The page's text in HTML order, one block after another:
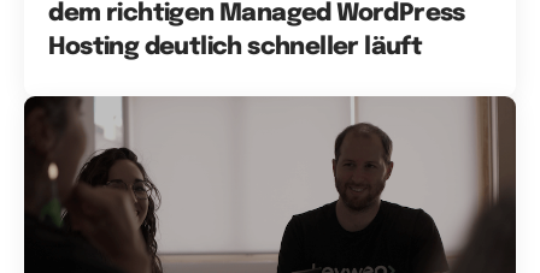
dem richtigen Managed WordPress
Hosting deutlich schneller läuft